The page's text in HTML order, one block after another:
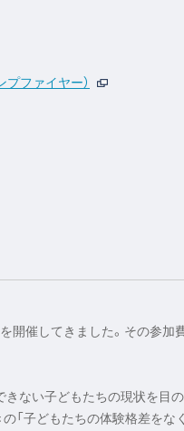
ファイヤー）
開催してきました。その参加
ない子どもたちの現状を目
「子どもたちの体験格差をなく